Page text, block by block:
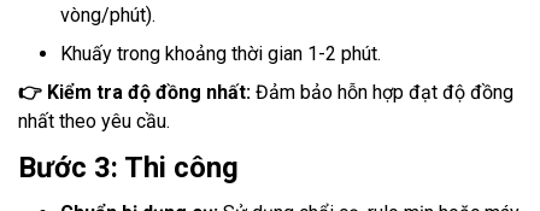
vòng/phút).
Khuấy trong khoảng thời gian 1-2 phút.
👉 Kiểm tra độ đồng nhất: Đảm bảo hỗn hợp đạt độ đồng
nhất theo yêu cầu.
Bước 3: Thi công